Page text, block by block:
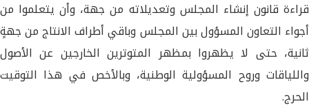
قراءة قانون إنشاء المجلس وتعديلاته من جهة، وأن يتعلموا من
أجواء التعاون المسؤول بين المجلس وباقي أطراف الانتاج من جهةٍ
ثانية، حتى لا يظهروا بمظهر المتوترين الخارجين عن الأصول
واللياقات وروح المسؤولية الوطنية، وبالأخص في هذا التوقيت
الحرج.